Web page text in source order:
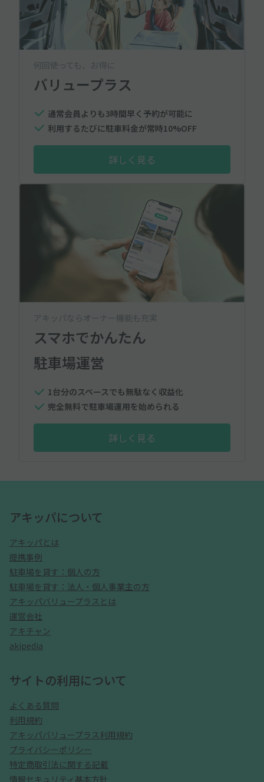
何回使っても、お得に
バリュープラス
通常会員よりも3時間早く予約が可能に
利用するたびに駐車料金が常時10%OFF
詳しく見る
アキッパならオーナー機能も充実
スマホでかんたん
駐車場運営
1台分のスペースでも無駄なく収益化
完全無料で駐車場運用を始められる
詳しく見る
アキッパについて
アキッパとは
提携事例
駐車場を貸す：個人の方
駐車場を貸す：法人・個人事業主の方
アキッパバリュープラスとは
運営会社
アキチャン
akipedia
サイトの利用について
よくある質問
利用規約
アキッパバリュープラス利用規約
プライバシーポリシー
特定商取引法に関する記載
情報セキュリティ基本方針